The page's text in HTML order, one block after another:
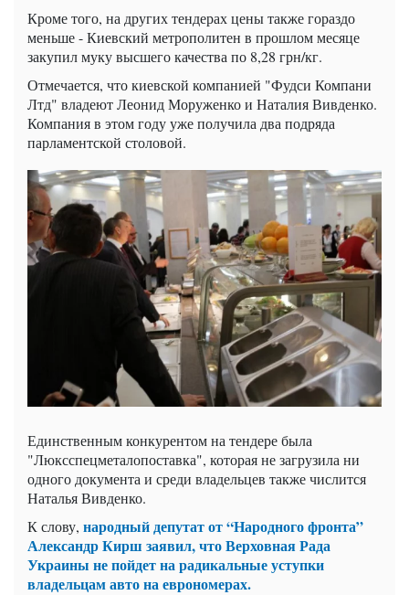
Кроме того, на других тендерах цены также гораздо
меньше - Киевский метрополитен в прошлом месяце
закупил муку высшего качества по 8,28 грн/кг.
Отмечается, что киевской компанией "Фудси Компани
Лтд" владеют Леонид Моруженко и Наталия Вивденко.
Компания в этом году уже получила два подряда
парламентской столовой.
Единственным конкурентом на тендере была
"Люксспецметалопоставка", которая не загрузила ни
одного документа и среди владельцев также числится
Наталья Вивденко.
К слову, народный депутат от “Народного фронта”
Александр Кирш заявил, что Верховная Рада
Украины не пойдет на радикальные уступки
владельцам авто на еврономерах.